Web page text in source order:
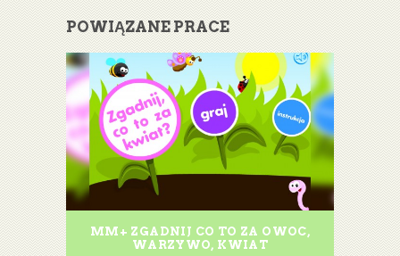
POWIĄZANE PRACE
MM+ ZGADNIJ CO TO ZA OWOC,
WARZYWO, KWIAT